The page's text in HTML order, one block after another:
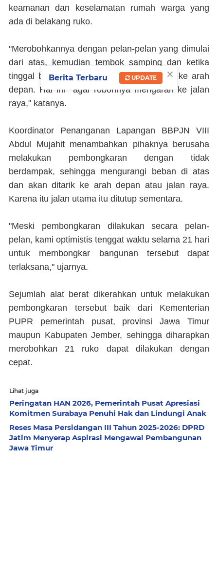
keamanan dan keselamatan rumah warga yang
ada di belakang ruko.
"Merobohkannya dengan pelan-pelan yang dimulai
dari atas, kemudian tembok samping dan ketika
tinggal balok betonnya maka akan ditarik ke arah
depan. Hal ini agar robohnya mengarah ke jalan
raya," katanya.
Koordinator Penanganan Lapangan BBPJN VIII
Abdul Mujahit menambahkan pihaknya berusaha
melakukan pembongkaran dengan tidak
berdampak, sehingga mengurangi beban di atas
dan akan ditarik ke arah depan atau jalan raya.
Karena itu jalan utama itu ditutup sementara.
"Meski pembongkaran dilakukan secara pelan-
pelan, kami optimistis tenggat waktu selama 21 hari
untuk membongkar bangunan tersebut dapat
terlaksana," ujarnya.
Sejumlah alat berat dikerahkan untuk melakukan
pembongkaran tersebut baik dari Kementerian
PUPR pemerintah pusat, provinsi Jawa Timur
maupun Kabupaten Jember, sehingga diharapkan
merobohkan 21 ruko dapat dilakukan dengan
cepat.
Lihat juga
Peringatan HAN 2026, Pemerintah Pusat Apresiasi
Komitmen Surabaya Penuhi Hak dan Lindungi Anak
Reses Masa Persidangan III Tahun 2025-2026: DPRD
Jatim Menyerap Aspirasi Mengawal Pembangunan
Jawa Timur
×
Berita Terbaru UPDATE